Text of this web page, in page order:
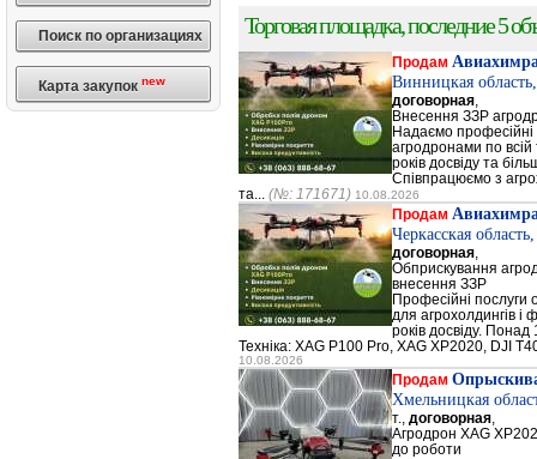
Поиск по организациях
Карта закупок new
Торговая площадка, последние 5
Продам
Винницкая
договорная
Внесення ЗЗР
Надаємо професійні
агродронами по всій
років досвіду та
Співпрацюємо з
та... (№: 171671) 10.08.2026
Продам
Черкасская
договорная
Обприскування
внесення ЗЗР
Професійні послуги
для агрохолдингів і
років досвіду.
Техніка: XAG P100 Pro, XAG XP2020, DJI
10.08.2026
Продам
Хмельницкая
т., договорная
Агродрон XAG
до роботи